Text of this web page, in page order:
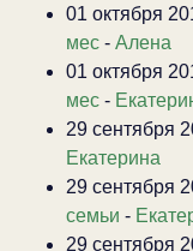
01 октября
мес - Алена
01 октября
мес -
29 сентября
Екатерина
29 сентября
семьи -
29 сентября